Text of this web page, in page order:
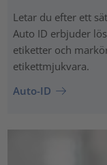
Letar du efter ett
Auto ID erbjuder
etiketter och
etikettmjukvara.
Auto-ID